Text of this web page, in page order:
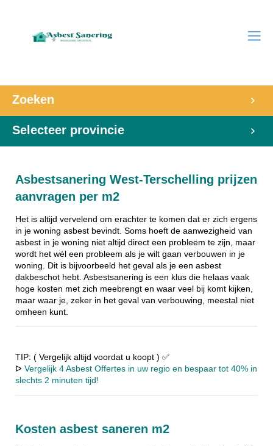
Zoeken
Selecteer provincie
Asbestsanering West-Terschelling prijzen
aanvragen per m2
Het is altijd vervelend om erachter te komen dat er zich ergens
in je woning asbest bevindt. Soms hoeft de aanwezigheid van
asbest in je woning niet altijd direct een probleem te zijn, maar
wordt het wél een probleem als je wilt gaan verbouwen in je
woning. Dit is bijvoorbeeld het geval als je een asbest
dakbeschot hebt. Asbestsanering is een klus die helaas vaak
hoge kosten met zich meebrengt en waar veel bij komt kijken,
maar waar je, zeker in het geval van verbouwing, meestal niet
omheen kunt.
TIP: ( Vergelijk altijd voordat u koopt ) ✅
ᐅ Vergelijk 4 Asbest Offertes in uw regio en bespaar tot 40% in
slechts 2 minuten tijd!
Kosten asbest saneren m2